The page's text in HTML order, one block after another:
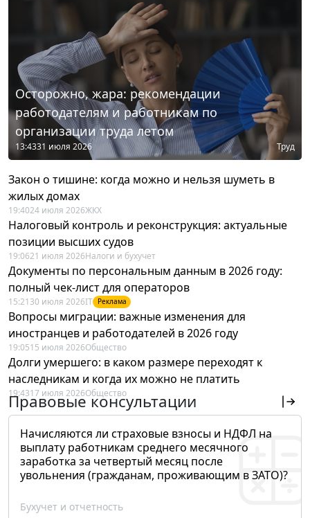
Осторожно, жара: рекомендации
работодателям и работникам по
организации труда летом
13:4331 июля 2026 Труд
Закон о тишине: когда можно и нельзя шуметь в
жилых домах
19:4024 июля 2026ЖКХ
Налоговый контроль и реконструкция: актуальные
позиции высших судов
19:0621 июля 2026Налоги и бухучет
Документы по персональным данным в 2026 году:
полный чек-лист для операторов
15:21 30 июля 2026IT Реклама
Вопросы миграции: важные изменения для
иностранцев и работодателей в 2026 году
19:0515 июля 2026Общество
Долги умершего: в каком размере переходят к
наследникам и когда их можно не платить
19:4317 июля 2026Общество
Правовые консультации
Начисляются ли страховые взносы и НДФЛ на
выплату работникам среднего месячного
заработка за четвертый месяц после
увольнения (гражданам, проживающим в ЗАТО)?
Бухучет и отчетность